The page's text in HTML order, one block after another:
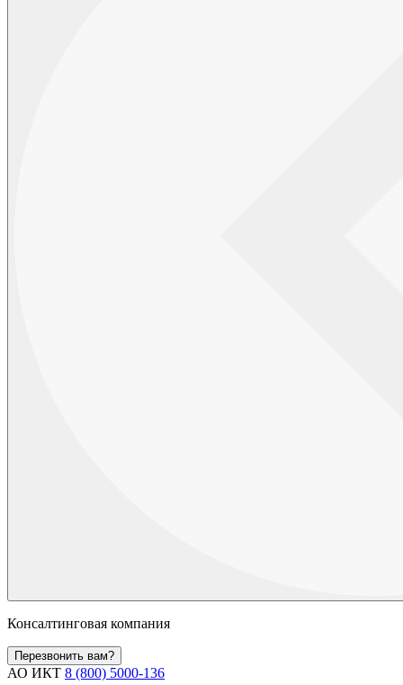
Консалтинговая компания
Перезвонить вам?
АО ИКТ 8 (800) 5000-136